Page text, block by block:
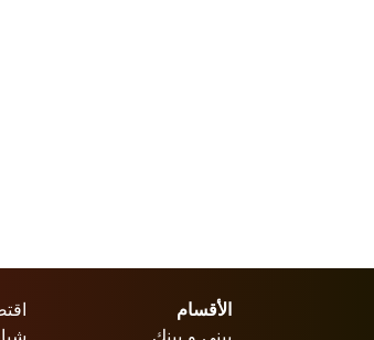
الأقسام
بيني و بينك